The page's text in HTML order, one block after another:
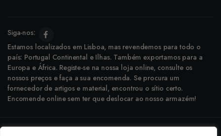
Siga-nos:
Estamos localizados em Lisboa, mas revendemos para todo o
país: Portugal Continental e Ilhas. Também exportamos para a
Europa e África. Registe-se na nossa loja online, consulte os
nossos preços e faça a sua encomenda. Se procura um
fornecedor de artigos e material, encontrou o sítio certo.
Encomende online sem ter que deslocar ao nosso armazém!